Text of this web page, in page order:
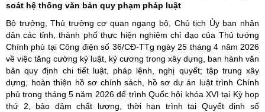
soát hệ thống văn bản quy phạm pháp luật
Bộ trưởng, Thủ trưởng cơ quan ngang bộ, Chủ tịch Ủy ban nhân
dân các tỉnh, thành phố thực hiện nghiêm chỉ đạo của Thủ tướng
Chính phủ tại Công điện số 36/CĐ-TTg ngày 25 tháng 4 năm 2026
về việc tăng cường kỷ luật, kỷ cương trong xây dựng, ban hành văn
bản quy định chi tiết luật, pháp lệnh, nghị quyết; tập trung xây
dựng, hoàn thiện hồ sơ chính sách, hồ sơ dự án luật trình Chính
phủ trong tháng 5 năm 2026 để trình Quốc hội khóa XVI tại Kỳ họp
thứ 2, bảo đảm chất lượng, thời hạn trình tại Quyết định số